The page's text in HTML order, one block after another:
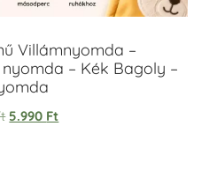
Villámnyomda –
– Kék Bagoly –
5.990 Ft